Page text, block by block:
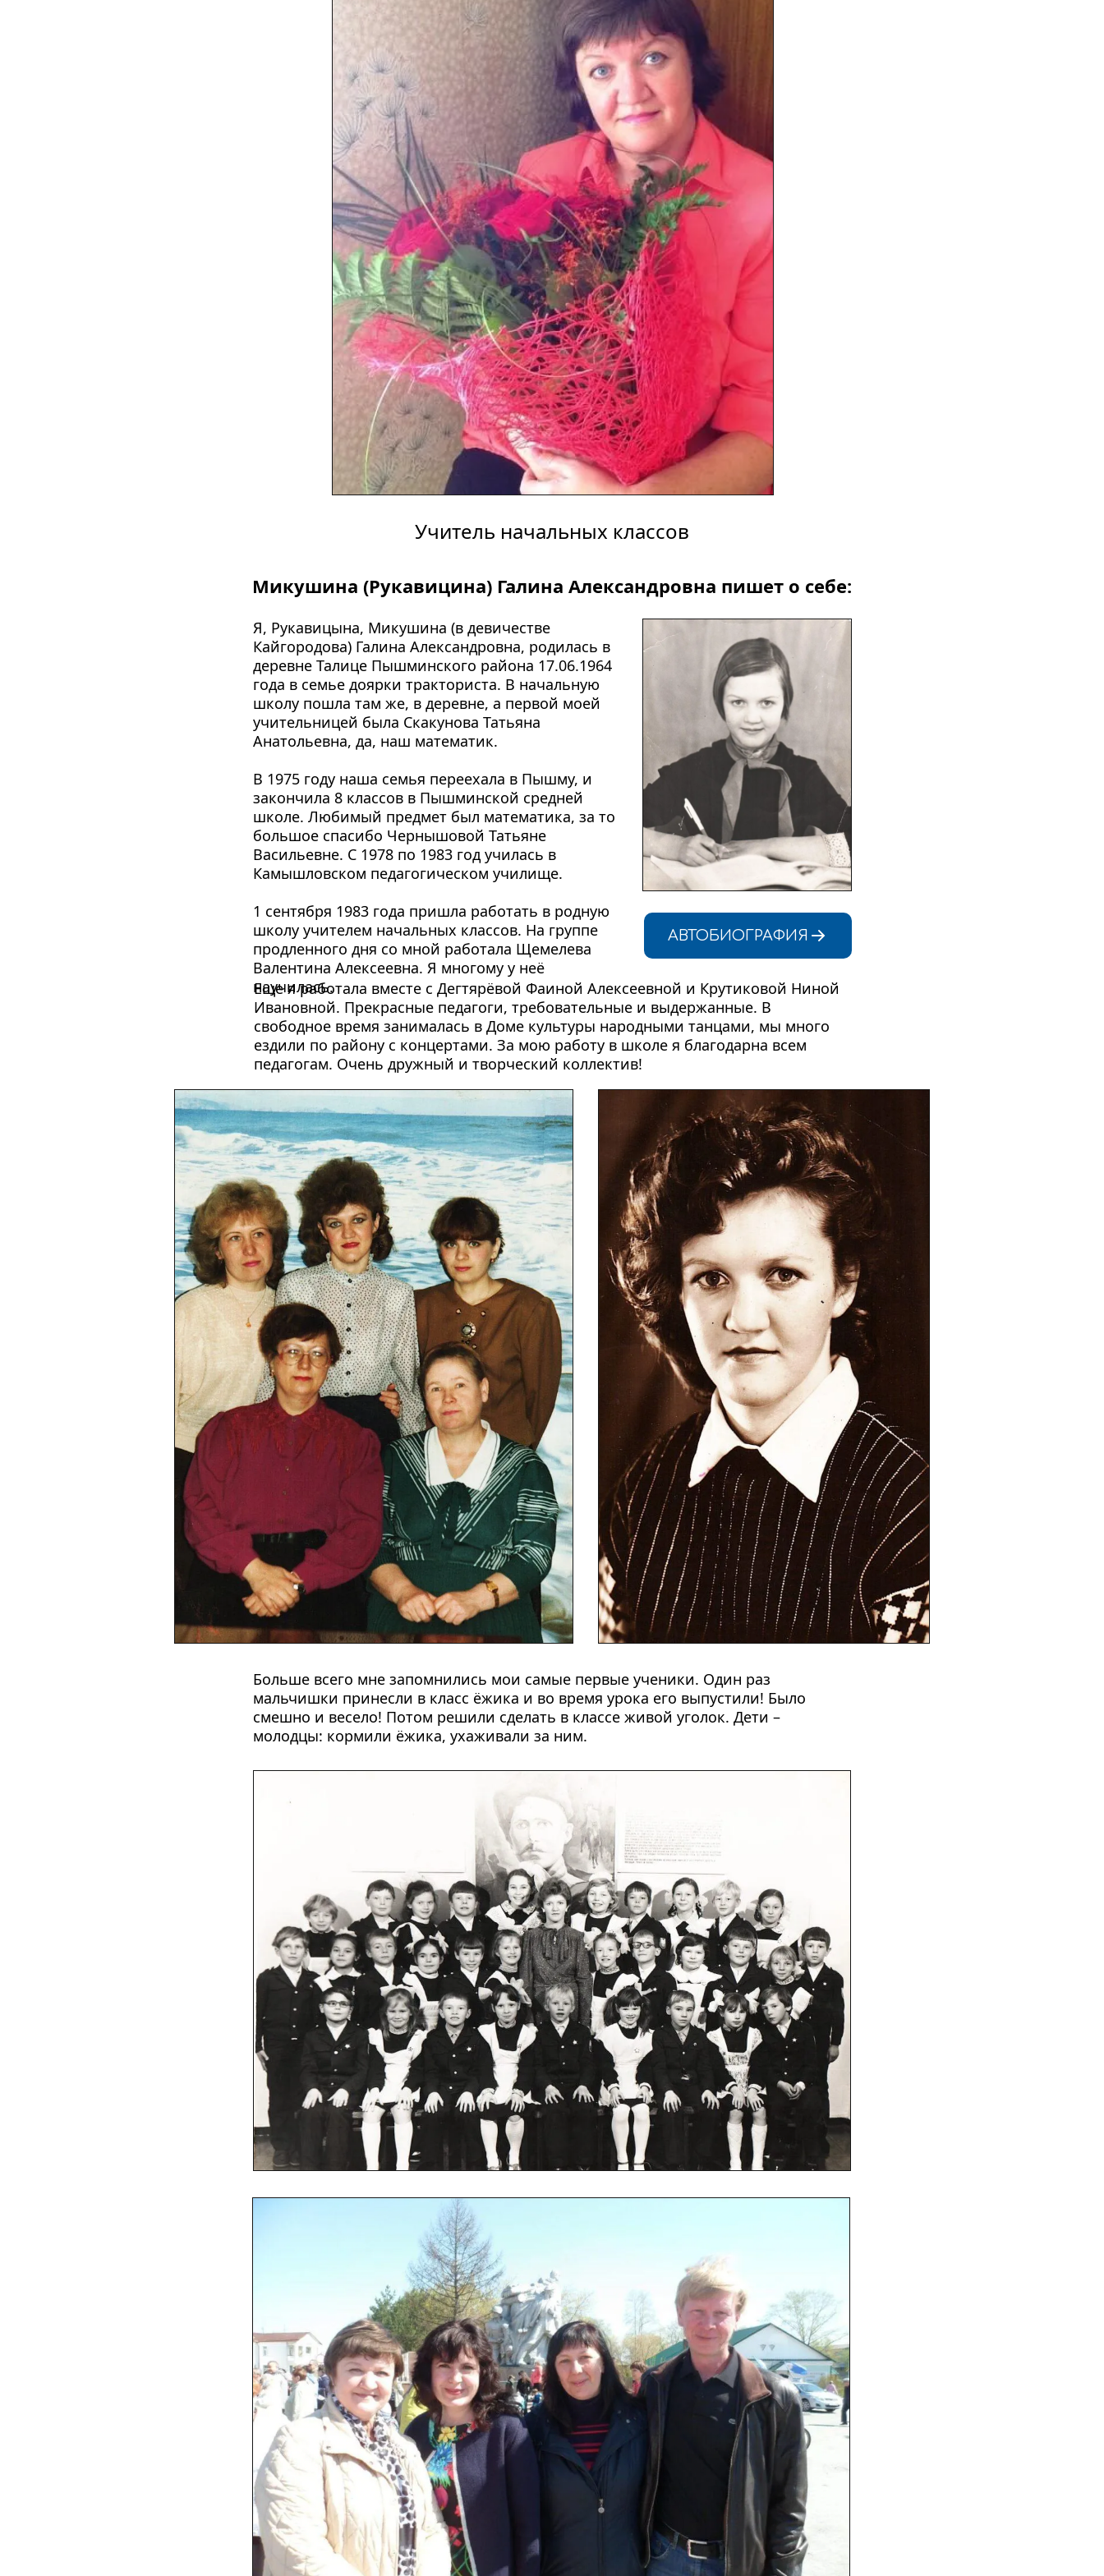
Я, Рукавицына, Микушина (в девичестве
Кайгородова) Галина Александровна, родилась в
деревне Талице Пышминского района 17.06.1964
года в семье доярки тракториста. В начальную
школу пошла там же, в деревне, а первой моей
учительницей была Скакунова Татьяна
Анатольевна, да, наш математик.
В 1975 году наша семья переехала в Пышму, и
закончила 8 классов в Пышминской средней
школе. Любимый предмет был математика, за то
большое спасибо Чернышовой Татьяне
Васильевне. С 1978 по 1983 год училась в
Камышловском педагогическом училище.
1 сентября 1983 года пришла работать в родную
школу учителем начальных классов. На группе
продленного дня со мной работала Щемелева
Валентина Алексеевна. Я многому у неё
научилась.
Еще я работала вместе с Дегтярёвой Фаиной Алексеевной и Крутиковой Ниной
Ивановной. Прекрасные педагоги, требовательные и выдержанные. В
свободное время занималась в Доме культуры народными танцами, мы много
ездили по району с концертами. За мою работу в школе я благодарна всем
педагогам. Очень дружный и творческий коллектив!
Больше всего мне запомнились мои самые первые ученики. Один раз
мальчишки принесли в класс ёжика и во время урока его выпустили! Было
смешно и весело! Потом решили сделать в классе живой уголок. Дети –
молодцы: кормили ёжика, ухаживали за ним.
Микушина (Рукавицина) Галина Александровна пишет о себе:
Учитель начальных классов
АВТОБИОГРАФИЯ